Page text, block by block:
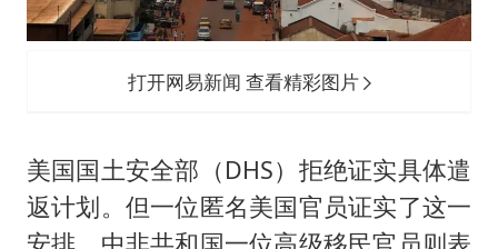
打开网易新闻 查看精彩图片
美国国土安全部（DHS）拒绝证实具体遣
返计划。但一位匿名美国官员证实了这一